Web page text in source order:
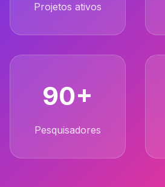
Projetos ativos
90+
Pesquisadores